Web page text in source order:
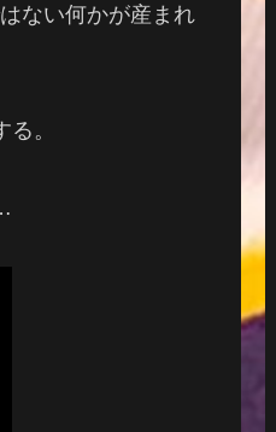
ない何かが産まれ
。